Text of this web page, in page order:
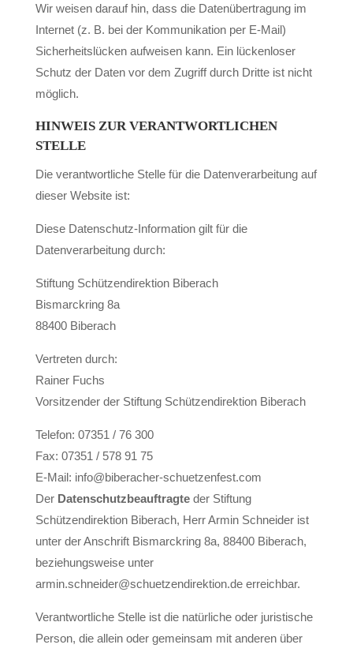
Wir weisen darauf hin, dass die Datenübertragung im
Internet (z. B. bei der Kommunikation per E-Mail)
Sicherheitslücken aufweisen kann. Ein lückenloser
Schutz der Daten vor dem Zugriff durch Dritte ist nicht
möglich.
HINWEIS ZUR VERANTWORTLICHEN
STELLE
Die verantwortliche Stelle für die Datenverarbeitung auf
dieser Website ist:
Diese Datenschutz-Information gilt für die
Datenverarbeitung durch:
Stiftung Schützendirektion Biberach
Bismarckring 8a
88400 Biberach
Vertreten durch:
Rainer Fuchs
Vorsitzender der Stiftung Schützendirektion Biberach
Telefon: 07351 / 76 300
Fax: 07351 / 578 91 75
E-Mail: info@biberacher-schuetzenfest.com
Der Datenschutzbeauftragteder Stiftung
Schützendirektion Biberach, Herr Armin Schneider ist
unter der Anschrift Bismarckring 8a, 88400 Biberach,
beziehungsweise unter
armin.schneider@schuetzendirektion.de erreichbar.
Verantwortliche Stelle ist die natürliche oder juristische
Person, die allein oder gemeinsam mit anderen über